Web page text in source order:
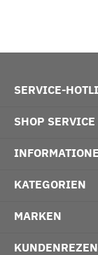
SERVICE-
SHOP SERVICE
KATEGORIEN
MARKEN